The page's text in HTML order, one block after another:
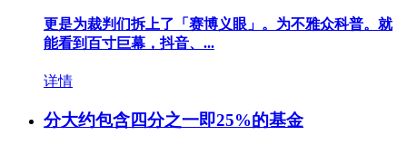
更是为裁判们拆上了「赛博义眼」。为不雅众科普。就
能看到百寸巨幕，抖音、...
详情
分大约包含四分之一即25%的基金